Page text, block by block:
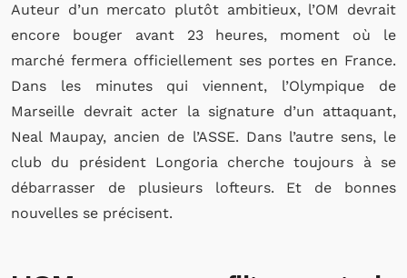
Auteur d’un mercato plutôt ambitieux, l’OM devrait
encore bouger avant 23 heures, moment où le
marché fermera officiellement ses portes en France.
Dans les minutes qui viennent, l’Olympique de
Marseille devrait acter la signature d’un attaquant,
Neal Maupay, ancien de l’ASSE. Dans l’autre sens, le
club du président Longoria cherche toujours à se
débarrasser de plusieurs lofteurs. Et de bonnes
nouvelles se précisent.